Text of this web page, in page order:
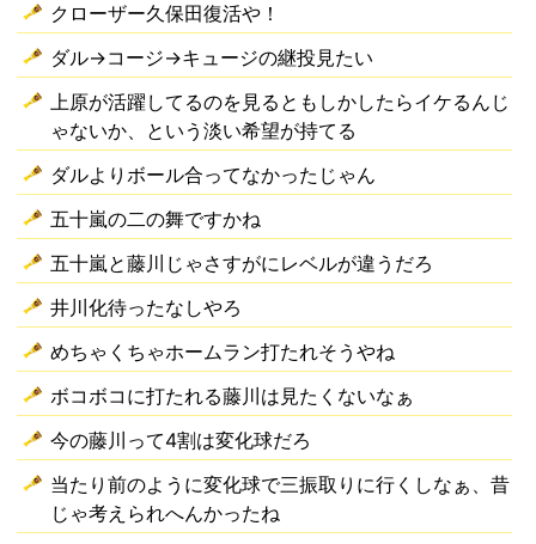
クローザー久保田復活や！
ダル→コージ→キュージの継投見たい
上原が活躍してるのを見るともしかしたらイケるんじ
ゃないか、という淡い希望が持てる
ダルよりボール合ってなかったじゃん
五十嵐の二の舞ですかね
五十嵐と藤川じゃさすがにレベルが違うだろ
井川化待ったなしやろ
めちゃくちゃホームラン打たれそうやね
ボコボコに打たれる藤川は見たくないなぁ
今の藤川って4割は変化球だろ
当たり前のように変化球で三振取りに行くしなぁ、昔
じゃ考えられへんかったね